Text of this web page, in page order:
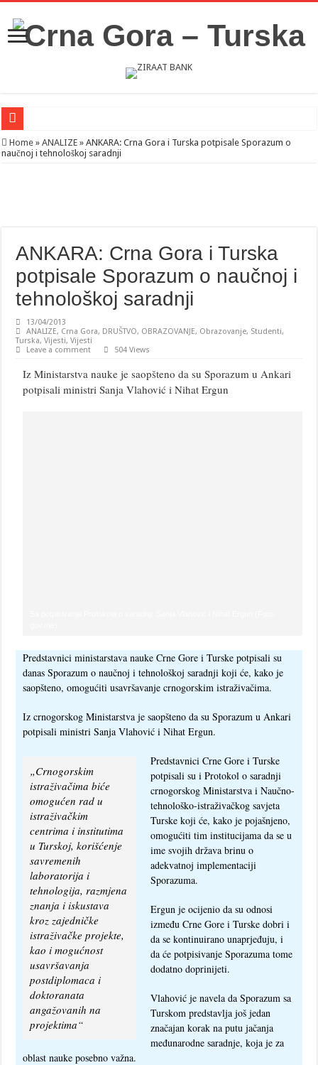
Novosti iz Acibadema
Home » ANALIZE » ANKARA: Crna Gora i Turska potpisale Sporazum o
naučnoj i tehnološkoj saradnji
ANKARA: Crna Gora i Turska
potpisale Sporazum o naučnoj i
tehnološkoj saradnji
13/04/2013
ANALIZE, Crna Gora, DRUŠTVO, OBRAZOVANJE, Obrazovanje, Studenti,
Turska,Vijesti,Vijesti
Leave a comment
504 Views
Iz Ministarstva nauke je saopšteno da su Sporazum u Ankari
potpisali ministri Sanja Vlahović i Nihat Ergun
Predstavnici ministarstava nauke Crne Gore i Turske potpisali su
danas Sporazum o naučnoj i tehnološkoj saradnji koji će, kako je
saopšteno, omogućiti usavršavanje crnogorskim istraživačima.
Iz crnogorskog Ministarstva je saopšteno da su Sporazum u Ankari
potpisali ministri Sanja Vlahović i Nihat Ergun.
„Crnogorskim
istraživačima biće
omogućen rad u
istraživačkim
centrima i institutima
u Turskoj, korišćenje
savremenih
laboratorija i
tehnologija, razmjena
znanja i iskustava
kroz zajedničke
istraživačke projekte,
kao i mogućnost
usavršavanja
postdiplomaca i
doktoranata
angažovanih na
projektima“
Predstavnici Crne Gore i Turske
potpisali su i Protokol o saradnji
crnogorskog Ministarstva i Naučno-
tehnološko-istraživačkog savjeta
Turske koji će, kako je pojašnjeno,
omogućiti tim institucijama da se u
ime svojih država brinu o
adekvatnoj implementaciji
Sporazuma.
Ergun je ocijenio da su odnosi
između Crne Gore i Turske dobri i
da se kontinuirano unaprjeđuju, i
da će potpisivanje Sporazuma tome
dodatno doprinijeti.
Vlahović je navela da Sporazum sa
Turskom predstavlja još jedan
značajan korak na putu jačanja
međunarodne saradnje, koja je za
oblast nauke posebno važna.